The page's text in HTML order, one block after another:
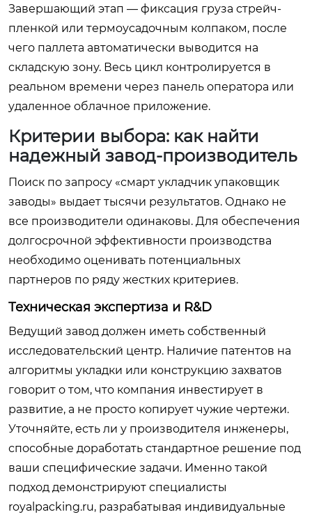
Завершающий этап — фиксация груза стрейч-
пленкой или термоусадочным колпаком, после
чего паллета автоматически выводится на
складскую зону. Весь цикл контролируется в
реальном времени через панель оператора или
удаленное облачное приложение.
Критерии выбора: как найти
надежный завод-производитель
Поиск по запросу «смарт укладчик упаковщик
заводы» выдает тысячи результатов. Однако не
все производители одинаковы. Для обеспечения
долгосрочной эффективности производства
необходимо оценивать потенциальных
партнеров по ряду жестких критериев.
Техническая экспертиза и R&D
Ведущий завод должен иметь собственный
исследовательский центр. Наличие патентов на
алгоритмы укладки или конструкцию захватов
говорит о том, что компания инвестирует в
развитие, а не просто копирует чужие чертежи.
Уточняйте, есть ли у производителя инженеры,
способные доработать стандартное решение под
ваши специфические задачи. Именно такой
подход демонстрируют специалисты
royalpacking.ru, разрабатывая индивидуальные